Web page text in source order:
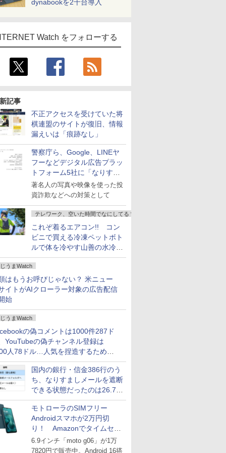
dynabookを2千台導入
Watch をフォローする
記事
不正アクセスを受けていた将
棋連盟のサイトが復旧、情報
漏えいは「痕跡なし」
警察庁ら、Google、LINEヤ
フーなどデジタル広告プラッ
トフォーム5社に「なりすま
し詐欺広告」対策強化を要請
著名人の写真や映像を使った投
資詐欺などへの対策として
テレワーク、空いた時間でなにしてる？
これぞ着るエアコン!! コン
ビニで買える冷凍ペットボト
ルで体を冷やす山善の水冷ベ
ストがロードバイクにちょう
どいい【ぼっち・ざ・ろー
ど！その14】
うまWatch
はもうお呼びじゃない？ 米ニュー
イトがAIクローラー対象の広告配信
始
うまWatch
の偽コメントは1000件287ド
YouTubeの偽チャンネル登録は
人78ドル…人気を捏造するための
リストが公開中
国内の銀行・信金386行のう
ち、なりすましメールを遮断
できる状態だったのは26.7％
にとどまる～GMOブランド
セキュリティ調査
モトローラのSIMフリー
Androidスマホが2万円切
り！ Amazonでタイムセー
ル
6.9インチ「moto g06」が1万
7820円で販売中。Android 16搭